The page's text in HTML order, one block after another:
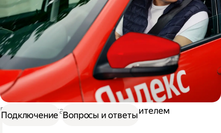
Работа в Доставке Работа водителем
Подключение Вопросы и ответы